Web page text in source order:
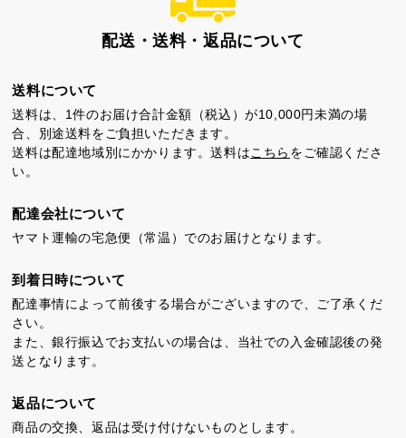
カステラ巻・三笠山
カステラ巻・三笠山
配送・送料・返品について
送料について
送料は、1件のお届け合計金額（税込）が10,000円未満の場
合、別途送料をご負担いただきます。
送料は配達地域別にかかります。送料はこちら をご確認くださ
い。
配達会社について
ヤマト運輸の宅急便（常温）でのお届けとなります。
到着日時について
配達事情によって前後する場合がございますので、ご了承くだ
さい。
また、銀行振込でお支払いの場合は、当社での入金確認後の発
送となります。
返品について
商品の交換、返品は受け付けないものとします。